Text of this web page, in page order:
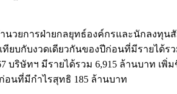
วยการฝ่ายกลยุทธ์องค์กรและนักลงทุน
ทียบกับงวดเดียวกันของปีก่อนที่มีรายได้
บริษัทฯ มีรายได้รวม 6,915 ล้านบาท เ
อนที่มีกำไรสุทธิ 185 ล้านบาท